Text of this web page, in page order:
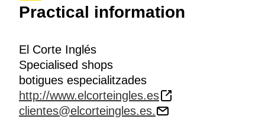
Practical information
El Corte Inglés
Specialised shops
botigues especialitzades
http://www.elcorteingles.es
clientes@elcorteingles.es.